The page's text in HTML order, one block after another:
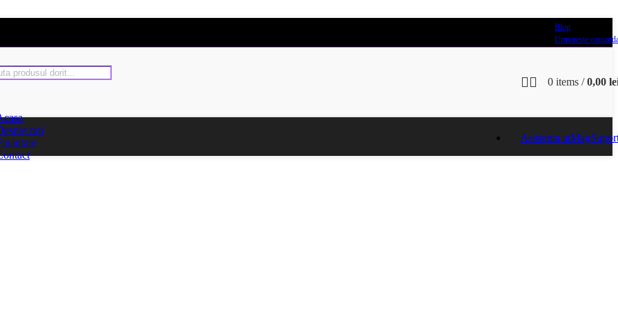
Blog
Urmareste
0 items / 0,00
noi
Asistenta atMag